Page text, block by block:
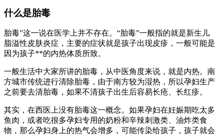
什么是胎毒
胎毒”这一说在医学上并不存在。“胎毒”一般指的就是新生儿
脂溢性皮肤炎症，主要的症状就是孩子出现皮疹，一般可能是
因为孩子**的内热体质所致。
一般生活中大家所讲的胎毒，从中医角度来说，就是内热。南
方城市传统进行清除胎毒，由于南方较为湿热，所以孕妇生产
之前要去清胎毒，如果不清孩子出生后容易长疮、长红疹。
其实，在西医上没有胎毒这一概念。如果孕妇在妊娠期吃太多
鱼肉，或者吃很多孕妇专用的奶粉和辛辣刺激类、油炸类食
物，那么孕妇身上的热气会增多，可能传染给孩子，孩子就会